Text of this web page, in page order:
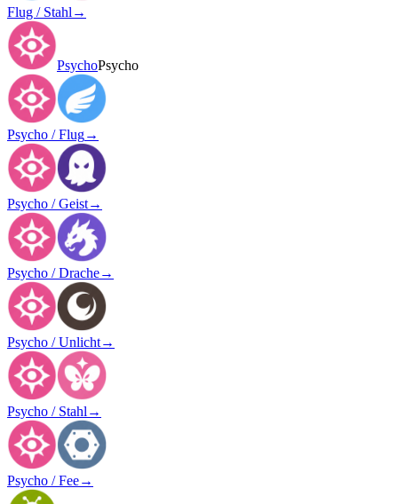
Flug / Stahl →
PsychoPsycho
Psycho / Flug→
Psycho / Geist→
Psycho / Drache→
Psycho / Unlicht→
Psycho / Stahl →
Psycho / Fee→